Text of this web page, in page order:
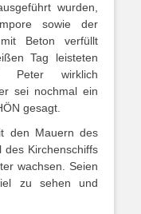
wurden,
sowie der
Beton verfüllt
Tag leisteten
Peter wirklich
sei nochmal ein
gesagt.
den Mauern des
des Kirchenschiffs
wachsen. Seien
zu sehen und